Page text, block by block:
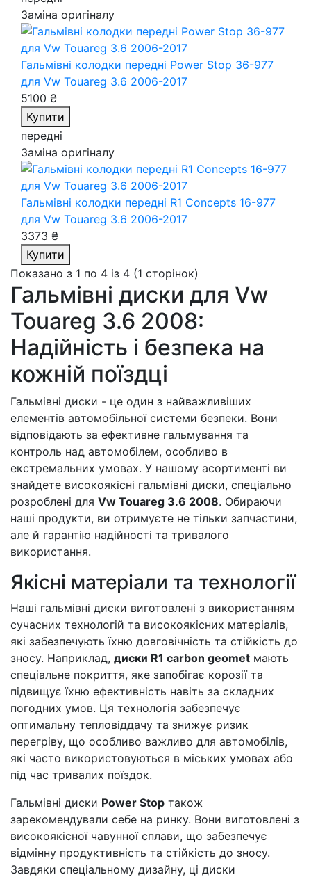
Заміна оригіналу
Гальмівні колодки передні Power Stop 36-977
для Vw Touareg 3.6 2006-2017
5100 ₴
Купити
передні
Заміна оригіналу
Гальмівні колодки передні R1 Concepts 16-977
для Vw Touareg 3.6 2006-2017
3373 ₴
Купити
Показано з 1 по 4 із 4 (1 сторінок)
Гальмівні диски для Vw
Touareg 3.6 2008:
Надійність і безпека на
кожній поїздці
Гальмівні диски - це один з найважливіших
елементів автомобільної системи безпеки. Вони
відповідають за ефективне гальмування та
контроль над автомобілем, особливо в
екстремальних умовах. У нашому асортименті ви
знайдете високоякісні гальмівні диски, спеціально
розроблені для Vw Touareg 3.6 2008. Обираючи
наші продукти, ви отримуєте не тільки запчастини,
але й гарантію надійності та тривалого
використання.
Якісні матеріали та технології
Наші гальмівні диски виготовлені з використанням
сучасних технологій та високоякісних матеріалів,
які забезпечують їхню довговічність та стійкість до
зносу. Наприклад, диски R1 carbon geomet мають
спеціальне покриття, яке запобігає корозії та
підвищує їхню ефективність навіть за складних
погодних умов. Ця технологія забезпечує
оптимальну тепловіддачу та знижує ризик
перегріву, що особливо важливо для автомобілів,
які часто використовуються в міських умовах або
під час тривалих поїздок.
Гальмівні диски Power Stop також
зарекомендували себе на ринку. Вони виготовлені з
високоякісної чавунної сплави, що забезпечує
відмінну продуктивність та стійкість до зносу.
Завдяки спеціальному дизайну, ці диски